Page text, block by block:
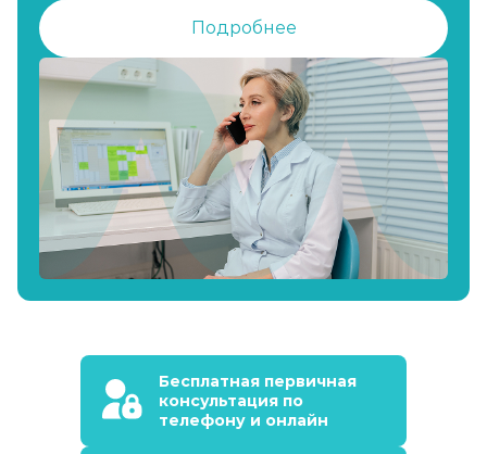
Подробнее
Бесплатная первичная
консультация по
телефону и онлайн